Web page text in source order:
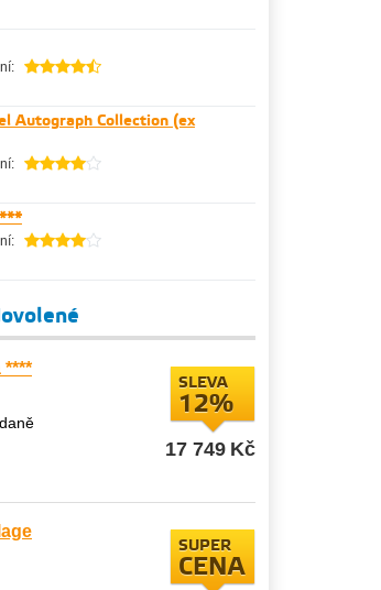
Autograph Collection (ex
****
SLEVA
12%
17 749 Kč
SUPER
CENA